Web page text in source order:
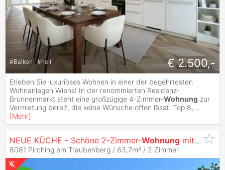
#Balkon #hell € 2.500,-
Erleben Sie luxuriöses Wohnen in einer der begehrtesten
Wohnanlagen Wiens! In der renommierten Residenz-
Brunnenmarkt steht eine großzügige 4-Zimmer-Wohnung zur
Vermietung bereit, die keine Wünsche offen lässt. Top 8,...
[Mehr]
NEUE KÜCHE - Schöne 2-Zimmer-Wohnung mit Balkon und Carportparkplatz - geförderte
8081 Pirching am Traubenberg / 63,7m² / 2 Zimmer